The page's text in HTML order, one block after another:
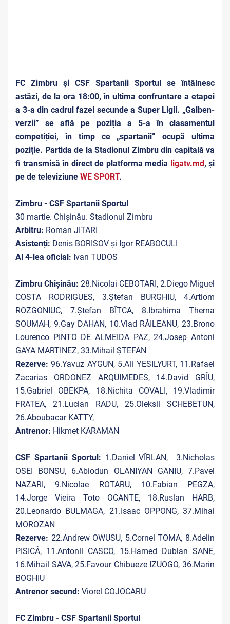
FC Zimbru și CSF Spartanii Sportul se întâlnesc
astăzi, de la ora 18:00, în ultima confruntare a etapei
a 3-a din cadrul fazei secunde a Super Ligii. „Galben-
verzii” se află pe poziția a 5-a în clasamentul
competiției, în timp ce „spartanii” ocupă ultima
poziție. Partida de la Stadionul Zimbru din capitală va
fi transmisă în direct de platforma media ligatv.md , și
pe de televiziune WE SPORT.
Zimbru - CSF Spartanii Sportul
30 martie. Chișinău. Stadionul Zimbru
Arbitru: Roman JITARI
Asistenți: Denis BORISOV și Igor REABOCULI
Al 4-lea oficial: Ivan TUDOS
Zimbru Chișinău: 28.Nicolai CEBOTARI, 2.Diego Miguel
COSTA RODRIGUES, 3.Ștefan BURGHIU, 4.Artiom
ROZGONIUC, 7.Ștefan BÎTCA, 8.Ibrahima Therna
SOUMAH, 9.Gay DAHAN, 10.Vlad RĂILEANU, 23.Brono
Lourenco PINTO DE ALMEIDA PAZ, 24.Josep Antoni
GAYA MARTINEZ, 33.Mihail ȘTEFAN
Rezerve:96.Yavuz AYGUN, 5.Ali YESILYURT, 11.Rafael
Zacarias ORDONEZ ARQUIMEDES, 14.David GRÎU,
15.Gabriel OBEKPA, 18.Nichita COVALI, 19.Vladimir
FRATEA, 21.Lucian RADU, 25.Oleksii SCHEBETUN,
26.Aboubacar KATTY,
Antrenor: Hikmet KARAMAN
CSF Spartanii Sportul: 1.Daniel VÎRLAN, 3.Nicholas
OSEI BONSU, 6.Abiodun OLANIYAN GANIU, 7.Pavel
NAZARI, 9.Nicolae ROTARU, 10.Fabian PEGZA,
14.Jorge Vieira Toto OCANTE, 18.Ruslan HARB,
20.Leonardo BULMAGA, 21.Isaac OPPONG, 37.Mihai
MOROZAN
Rezerve: 22.Andrew OWUSU, 5.Cornel TOMA, 8.Adelin
PISICÂ, 11.Antonii CASCO, 15.Hamed Dublan SANE,
16.Mihail SAVA, 25.Favour Chibueze IZUOGO, 36.Marin
BOGHIU
Antrenor secund: Viorel COJOCARU
FC Zimbru - CSF Spartanii Sportul